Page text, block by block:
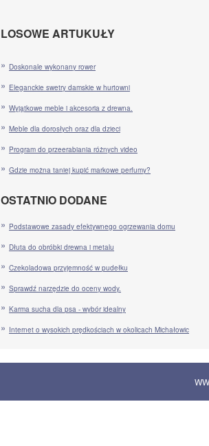
LOSOWE ARTUKUŁY
Doskonale wykonany rower
Eleganckie swetry damskie w hurtowni
Wyjątkowe meble i akcesoria z drewna.
Meble dla dorosłych oraz dla dzieci
Program do przeerabiania różnych video
Gdzie można taniej kupić markowe perfumy?
OSTATNIO DODANE
Podstawowe zasady efektywnego ogrzewania domu
Dłuta do obróbki drewna i metalu
Czekoladowa przyjemność w pudełku
Sprawdź narzędzie do oceny wody.
Karma sucha dla psa - wybór idealny
Internet o wysokich prędkościach w okolicach Michałowic